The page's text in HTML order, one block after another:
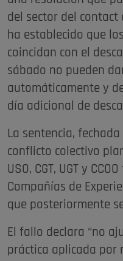
del sector del contact
ha establecido que
coincidan con el
sábado no pueden
automáticamente y
día adicional de
La sentencia,
conflicto colectivo
USO, CGT, UGT y
Compañías de
que posteriormente se
El fallo declara “no
práctica aplicada por